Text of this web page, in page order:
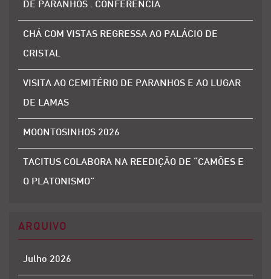
DE PARANHOS . CONFERÊNCIA
CHÁ COM VISTAS REGRESSA AO PALÁCIO DE
CRISTAL
VISITA AO CEMITÉRIO DE PARANHOS E AO LUGAR
DE LAMAS
MOONTOSINHOS 2026
TACITUS COLABORA NA REEDIÇÃO DE “CAMÕES E
O PLATONISMO”
ARQUIVO
Julho 2026